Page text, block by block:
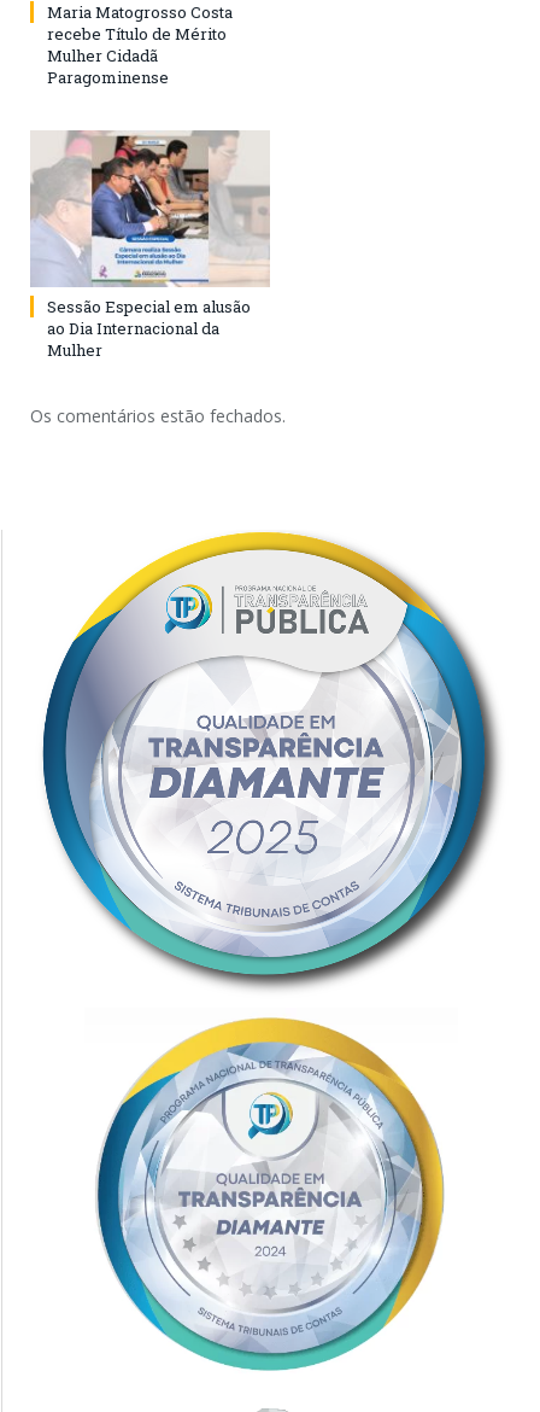
Maria Matogrosso Costa
recebe Título de Mérito
Mulher Cidadã
Paragominense
Sessão Especial em alusão
ao Dia Internacional da
Mulher
Os comentários estão fechados.